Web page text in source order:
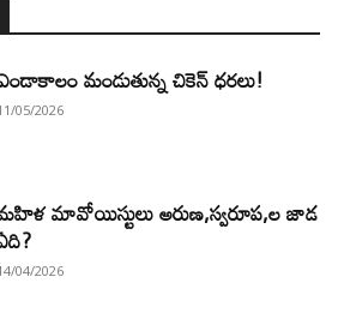
మండుతున్న చికెన్ ధరలు!
05/2026
మావోయిస్టులు అరుణ,స్వరూప,ల జాడ
04/2026